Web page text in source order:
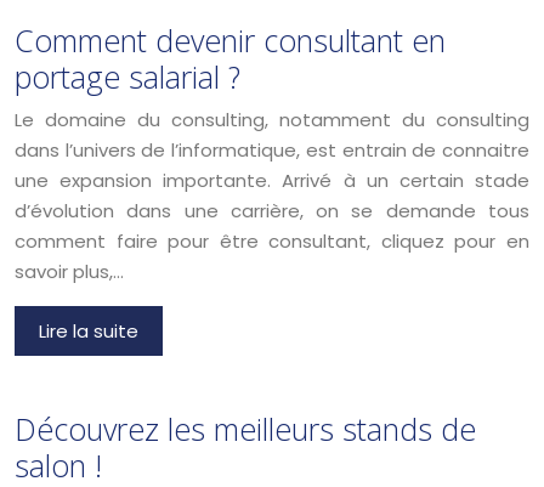
Comment devenir consultant en
portage salarial ?
Le domaine du consulting, notamment du consulting
dans l’univers de l’informatique, est entrain de connaitre
une expansion importante. Arrivé à un certain stade
d’évolution dans une carrière, on se demande tous
comment faire pour être consultant, cliquez pour en
savoir plus,…
Lire la suite
Découvrez les meilleurs stands de
salon !